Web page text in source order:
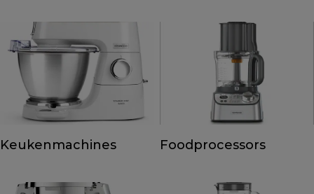
Keukenmachines Foodprocessors